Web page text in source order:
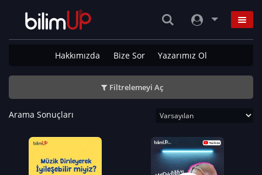
Hakkımızda Bize Sor Yazarımız Ol
Filtrelemeyi Aç
Arama Sonuçları